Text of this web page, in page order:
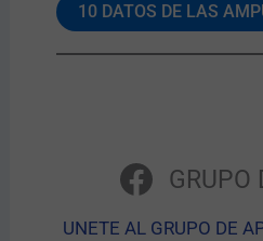
10 DATOS DE LAS
GRUPO
UNETE AL GRUPO DE